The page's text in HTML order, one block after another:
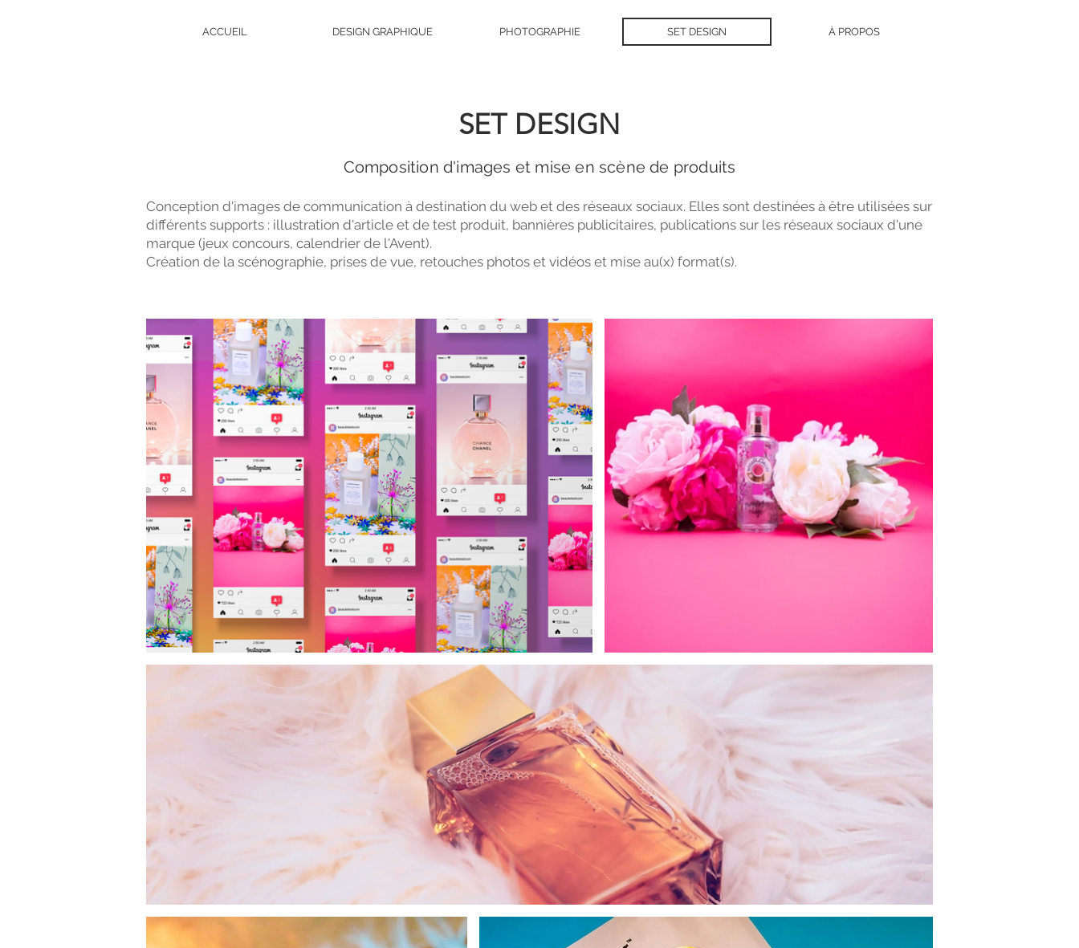
ACCUEIL DESIGN GRAPHIQUE PHOTOGRAPHIE SET DESIGN À PROPOS
SET DESIGN
Composition d'images et mise en scène de produits
Conception d'images de communication à destination du web et des réseaux sociaux. Elles sont destinées à être utilisées sur
différents supports : illustration d'article et de test produit, bannières publicitaires, publications sur les réseaux sociaux d'une
marque (jeux concours, calendrier de l'Avent).
Création de la scénographie, prises de vue, retouches photos et vidéos et mise au(x) format(s).